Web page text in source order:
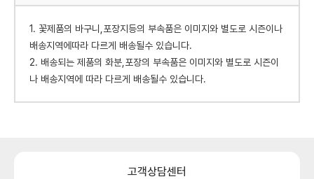
1. 꽃제품의 바구니,포장지등의 부속품은 이미지와 별도로 시즌이나
배송지역에따라 다르게 배송될수 있습니다.
2. 배송되는 제품의 화분,포장의 부속품은 이미지와 별도로 시즌이
나 배송지역에 따라 다르게 배송될수 있습니다.
고객상담센터